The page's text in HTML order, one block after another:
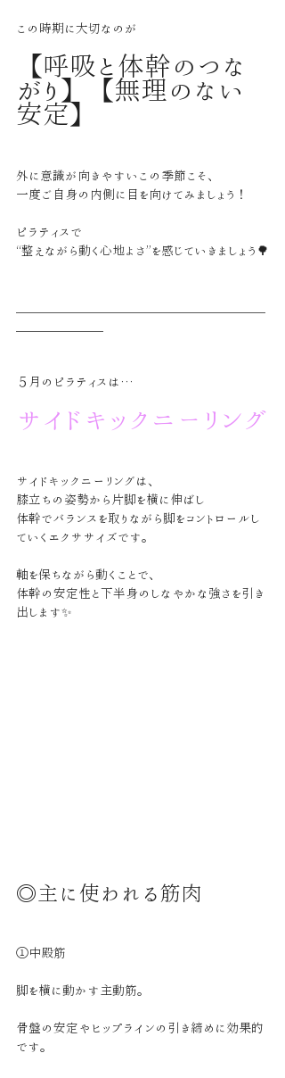
この時期に大切なのが
【呼吸と体幹のつな
がり】【無理のない
安定】
外に意識が向きやすいこの季節こそ、
一度ご自身の内側に目を向けてみましょう！
ピラティスで
“整えながら動く心地よさ”を感じていきましょう🌳
５月のピラティスは…
サイドキックニーリング
サイドキックニーリングは、
膝立ちの姿勢から片脚を横に伸ばし
体幹でバランスを取りながら脚をコントロールし
ていくエクササイズです。
軸を保ちながら動くことで、
体幹の安定性と下半身のしなやかな強さを引き
出します✨
◎主に使われる筋肉
①中殿筋
脚を横に動かす主動筋。
骨盤の安定やヒップラインの引き締めに効果的
です。